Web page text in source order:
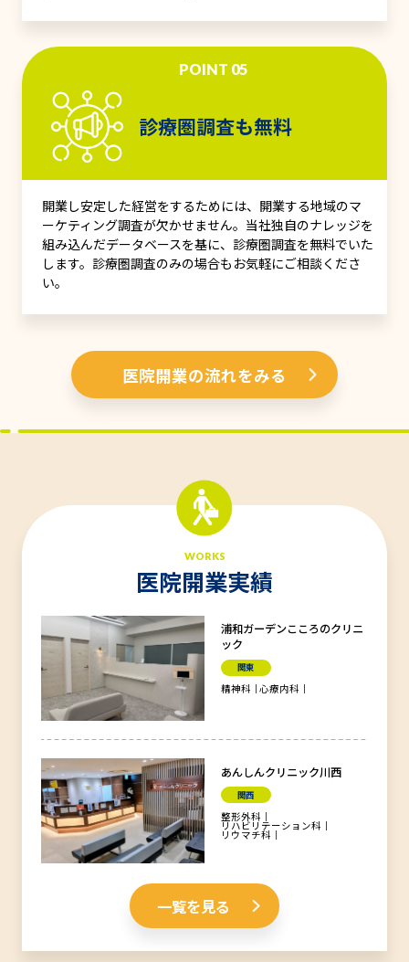
POINT 05
診療圏調査も無料
開業し安定した経営をするためには、開業する地域のマ
ーケティング調査が欠かせません。当社独自のナレッジを
組み込んだデータベースを基に、診療圏調査を無料でいた
します。診療圏調査のみの場合もお気軽にご相談くださ
い。
医院開業の流れをみる
WORKS
医院開業実績
浦和ガーデンこころのクリニ
ック
関東
精神科 心療内科
あんしんクリニック川西
関西
整形外科
リハビリテーション科
リウマチ科
一覧を見る